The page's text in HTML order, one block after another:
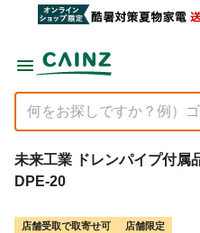
未来工業 ドレンパイプ付属
DPE-20
店舗受取で取寄せ可 店舗限定